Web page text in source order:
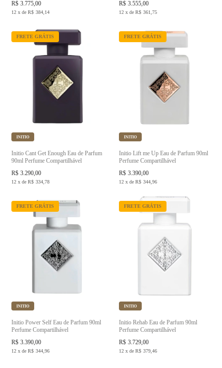
R$ 3.775,00
12 x de R$ 384,14
R$ 3.555,00
12 x de R$ 361,75
FRETE GRÁTIS
INITIO
Initio Cant Get Enough Eau de Parfum
90ml Perfume Compartilhável
R$ 3.290,00
12 x de R$ 334,78
FRETE GRÁTIS
INITIO
Initio Lift me Up Eau de Parfum 90ml
Perfume Compartilhável
R$ 3.390,00
12 x de R$ 344,96
FRETE GRÁTIS
INITIO
Initio Power Self Eau de Parfum 90ml
Perfume Compartilhável
R$ 3.390,00
12 x de R$ 344,96
FRETE GRÁTIS
INITIO
Initio Rehab Eau de Parfum 90ml
Perfume Compartilhável
R$ 3.729,00
12 x de R$ 379,46